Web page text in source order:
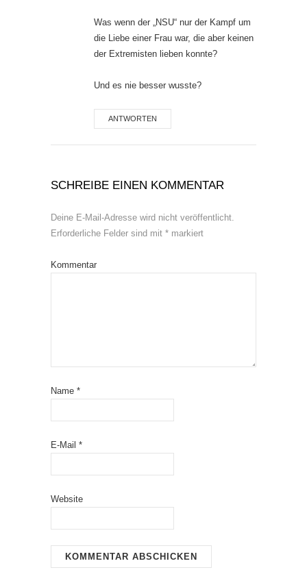
Was wenn der „NSU“ nur der Kampf um
die Liebe einer Frau war, die aber keinen
der Extremisten lieben konnte?
Und es nie besser wusste?
ANTWORTEN
SCHREIBE EINEN KOMMENTAR
Deine E-Mail-Adresse wird nicht veröffentlicht.
Erforderliche Felder sind mit * markiert
Kommentar
Name *
E-Mail *
Website